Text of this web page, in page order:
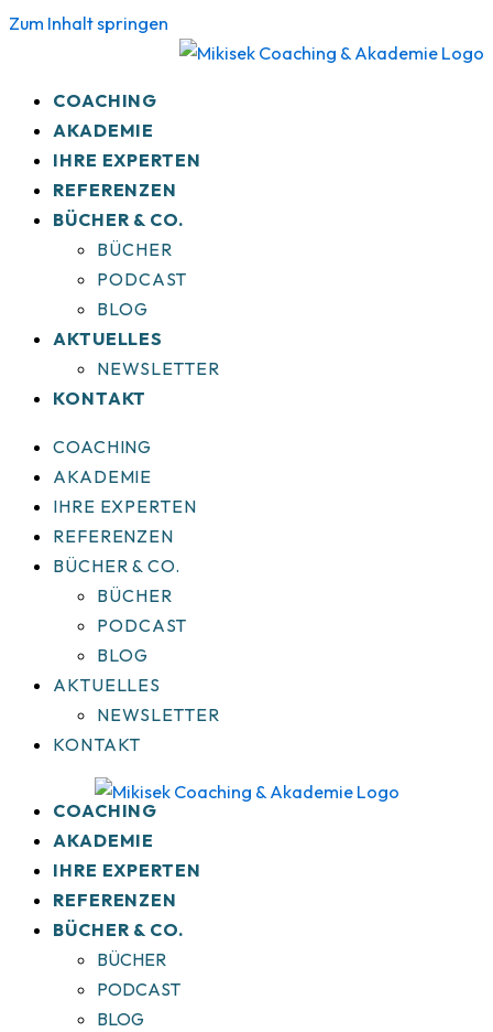
Zum Inhalt springen
COACHING
AKADEMIE
IHRE EXPERTEN
REFERENZEN
BÜCHER & CO.
BÜCHER
PODCAST
BLOG
AKTUELLES
NEWSLETTER
KONTAKT
COACHING
AKADEMIE
IHRE EXPERTEN
REFERENZEN
BÜCHER & CO.
BÜCHER
PODCAST
BLOG
AKTUELLES
NEWSLETTER
KONTAKT
COACHING
AKADEMIE
IHRE EXPERTEN
REFERENZEN
BÜCHER & CO.
BÜCHER
PODCAST
BLOG